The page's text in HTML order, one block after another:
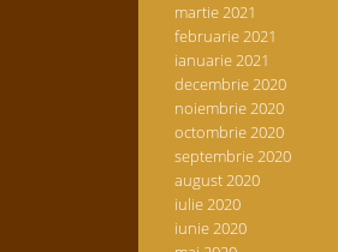
martie 2021
februarie 2021
ianuarie 2021
decembrie 2020
noiembrie 2020
octombrie 2020
septembrie 2020
august 2020
iulie 2020
iunie 2020